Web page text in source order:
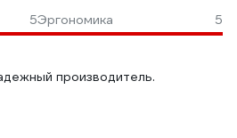
5Эргономика 5
производитель.